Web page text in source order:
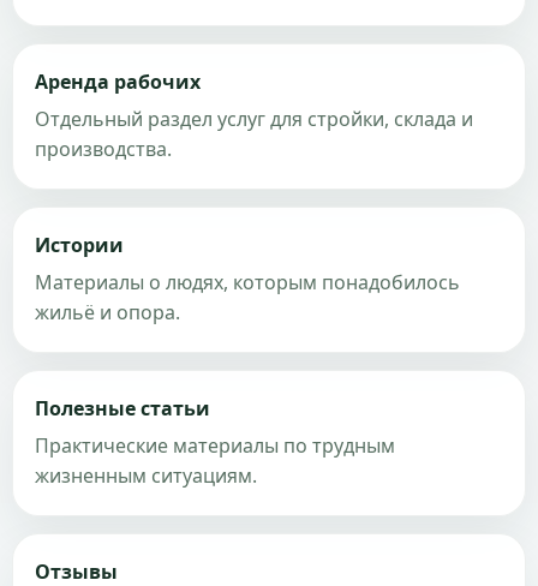
Аренда рабочих
Отдельный раздел услуг для стройки, склада и
производства.
Истории
Материалы о людях, которым понадобилось
жильё и опора.
Полезные статьи
Практические материалы по трудным
жизненным ситуациям.
Отзывы